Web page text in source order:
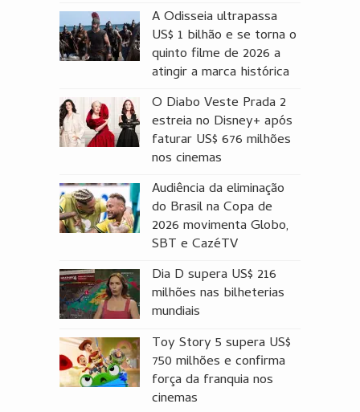
A Odisseia ultrapassa
US$ 1 bilhão e se torna o
quinto filme de 2026 a
atingir a marca histórica
O Diabo Veste Prada 2
estreia no Disney+ após
faturar US$ 676 milhões
nos cinemas
Audiência da eliminação
do Brasil na Copa de
2026 movimenta Globo,
SBT e CazéTV
Dia D supera US$ 216
milhões nas bilheterias
mundiais
Toy Story 5 supera US$
750 milhões e confirma
força da franquia nos
cinemas